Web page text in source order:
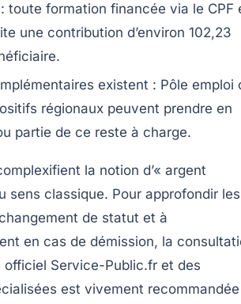
toute formation financée via le CPF
une contribution d’environ 102,23
existent : Pôle emploi
régionaux peuvent prendre en
partie de ce reste à charge.
la notion d’« argent
sens classique. Pour approfondir les
de statut et à
en cas de démission, la
officiel Service-Public.fr et des
est vivement recommandée